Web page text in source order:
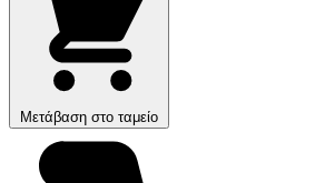
Μετάβαση στο ταμείο